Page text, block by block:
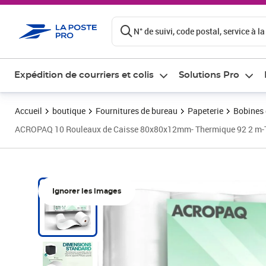
N° de suivi, code postal, service à
Expédition de courriers et colis Solutions Pro
Accueil boutique Fournitures de bureau Papeterie
Bobines
ACROPAQ 10 Rouleaux de Caisse 80x80x12mm- Thermique 92 2
Ignorer les images